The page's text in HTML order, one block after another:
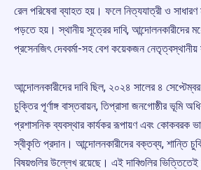
রেল পরিষেবা ব্যাহত হয়। ফলে নিত্যযাত্রী ও
পড়তে হয়। স্থানীয় সূত্রের দাবি, আন্দোলনকারীদের
প্রসেনজিৎ দেববর্মা-সহ বেশ কয়েকজন
আন্দোলনকারীদের দাবি ছিল, ২০২৪ সালের ৪ সেপ্টেম্বর
চুক্তির পূর্ণাঙ্গ বাস্তবায়ন, তিপ্রাসা জনগোষ্ঠীর ভূমি
প্রশাসনিক ব্যবস্থার কার্যকর রূপায়ণ এবং কোকবরক
স্বীকৃতি প্রদান। আন্দোলনকারীদের বক্তব্য, শান্তি
বিষয়গুলির উল্লেখ রয়েছে। এই দাবিগুলির